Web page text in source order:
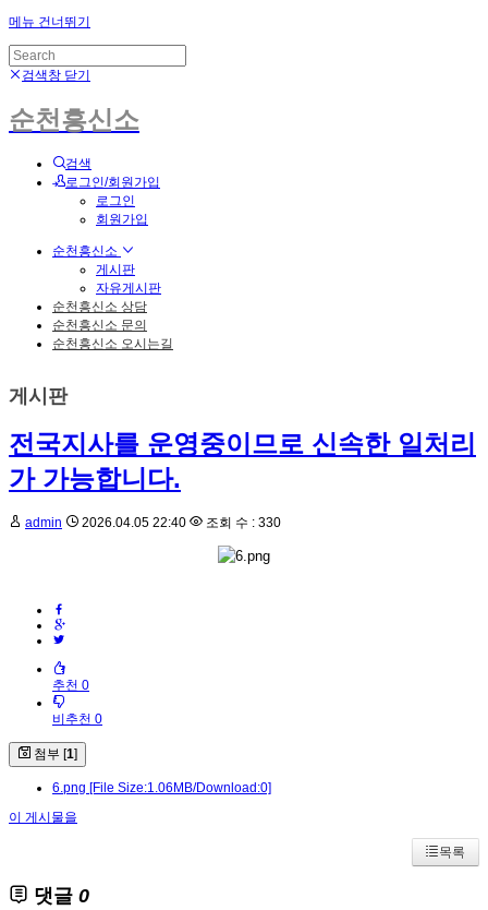
메뉴 건너뛰기
검색창 닫기
순천흥신소
검색
로그인/회원가입
로그인
회원가입
순천흥신소
게시판
자유게시판
순천흥신소 상담
순천흥신소 문의
순천흥신소 오시는길
게시판
전국지사를 운영중이므로 신속한 일처리
가 가능합니다.
admin 2026.04.05 22:40 조회 수 : 330
추천 0
비추천 0
첨부 [1]
6.png [File Size:1.06MB/Download:0]
이 게시물을
목록
댓글 0